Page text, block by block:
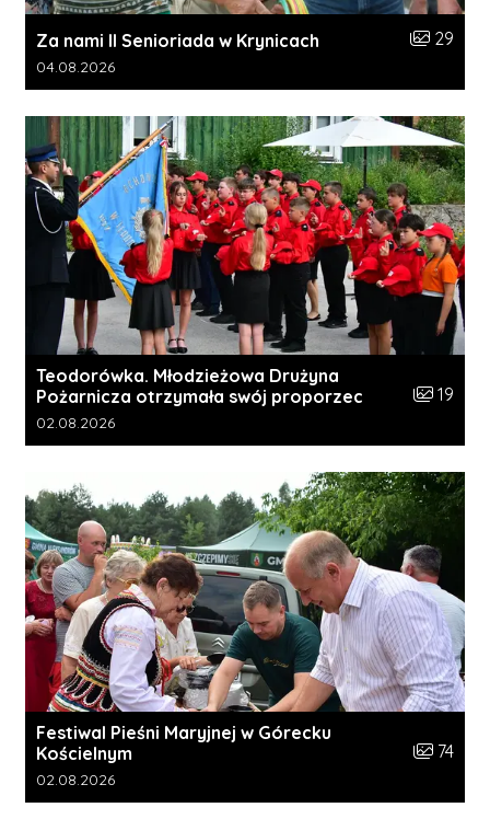
Za nami II Senioriada w Krynicach Liczba
29
Data dodania galerii:
04.08.2026
Teodorówka. Młodzieżowa Drużyna
Pożarnicza otrzymała swój proporzec
Liczba
19
Data dodania galerii:
02.08.2026
Festiwal Pieśni Maryjnej w Górecku
Kościelnym
Liczba
74
Data dodania galerii:
02.08.2026